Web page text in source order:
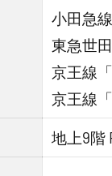
小田急
東急世
京王線
京王線
地上9階